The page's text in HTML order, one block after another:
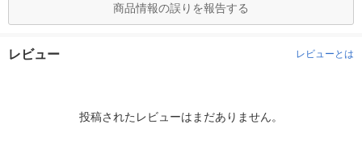
商品情報の誤りを報告する
レビュー レビューとは
投稿されたレビューはまだありません。